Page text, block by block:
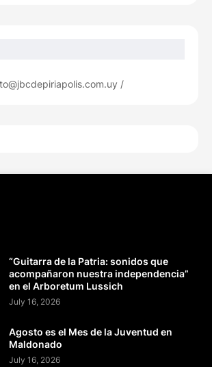
/
“Guitarra de la Patria: sonidos que
acompañaron nuestra independencia”
en el Arboretum Lussich
July 16, 2026
Agosto es el Mes de la Juventud en
Maldonado
July 16, 2026